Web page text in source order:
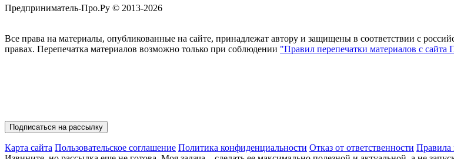
Предприниматель-Про.Ру © 2013-2026
Все права на материалы, опубликованные на сайте, принадлежат автору и защищены в соответствии с
правах. Перепечатка материалов возможно только при соблюдении "Правил перепечатки материалов с
Карта сайта Пользовательское соглашение Политика конфиденциальности Отказ от ответственности Правила